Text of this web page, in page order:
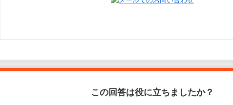
この回答は役に立ちましたか？